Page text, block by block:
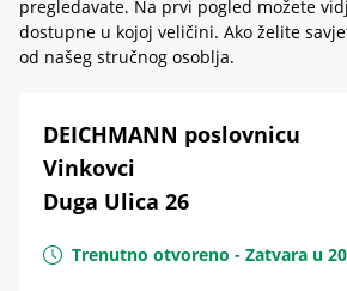
pregledavate. Na prvi pogled možete
dostupne u kojoj veličini. Ako želite
od našeg stručnog osoblja.
DEICHMANN poslovnicu
Vinkovci
Duga Ulica 26
Trenutno otvoreno - Zatvara u